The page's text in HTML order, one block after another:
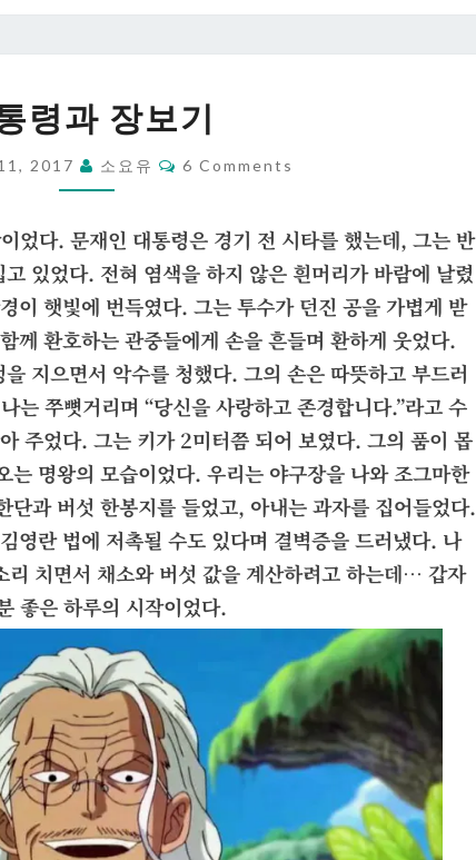
통
령
과
장
보
기
령과 장보기
2017 소요유 Comments
6 Comments
었다. 문재인 대통령은 경기 전 시타를 했는데, 그는 반
있었다. 전혀 염색을 하지 않은 흰머리가 바람에 날렸
이 햇빛에 번득였다. 그는 투수가 던진 공을 가볍게 받
께 환호하는 관중들에게 손을 흔들며 환하게 웃었다.
지으면서 악수를 청했다. 그의 손은 따뜻하고 부드러
는 쭈뼛거리며 “당신을 사랑하고 존경합니다.”라고 수
주었다. 그는 키가 2미터쯤 되어 보였다. 그의 품이 몹
는 명왕의 모습이었다. 우리는 야구장을 나와 조그마한
단과 버섯 한봉지를 들었고, 아내는 과자를 집어들었다.
영란 법에 저촉될 수도 있다며 결벽증을 드러냈다. 나
리 치면서 채소와 버섯 값을 계산하려고 하는데… 갑자
좋은 하루의 시작이었다.